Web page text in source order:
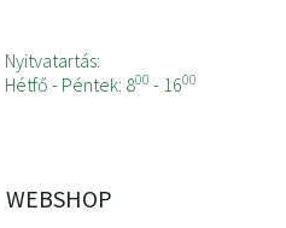
Nyitvatartás:
Hétfő - Péntek: 800 - 1600
WEBSHOP